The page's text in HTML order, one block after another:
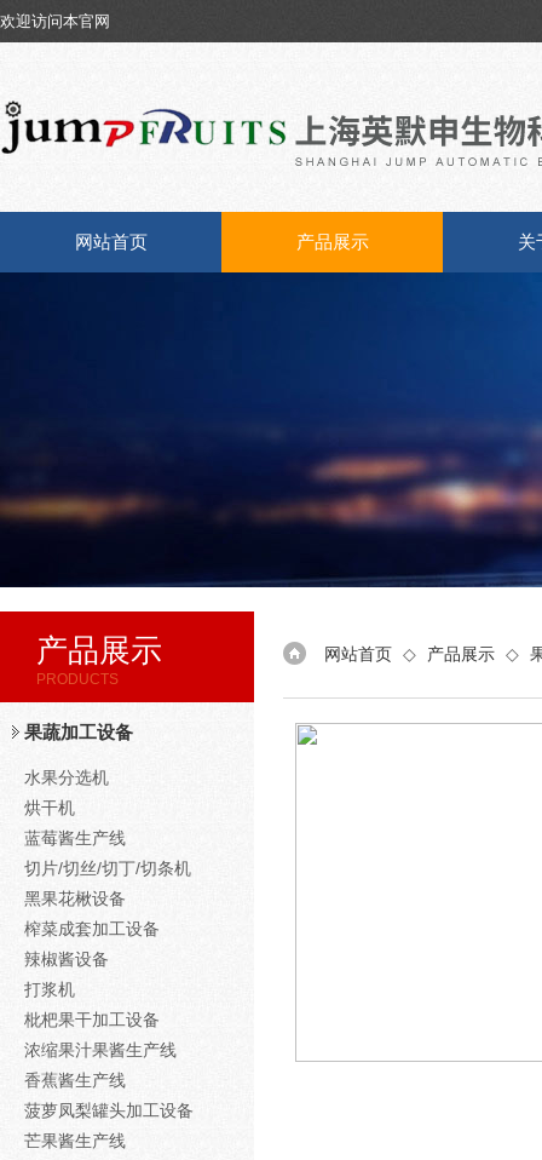
欢迎访问本官网
网站首页 产品展示 关
产品展示
PRODUCTS
果蔬加工设备
水果分选机
烘干机
蓝莓酱生产线
切片/切丝/切丁/切条机
黑果花楸设备
榨菜成套加工设备
辣椒酱设备
打浆机
枇杷果干加工设备
浓缩果汁果酱生产线
香蕉酱生产线
菠萝凤梨罐头加工设备
芒果酱生产线
网站首页 ◇ 产品展示 ◇